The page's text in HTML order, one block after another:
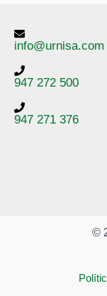
info@urnisa.com
947 272 500
947 271 376
©